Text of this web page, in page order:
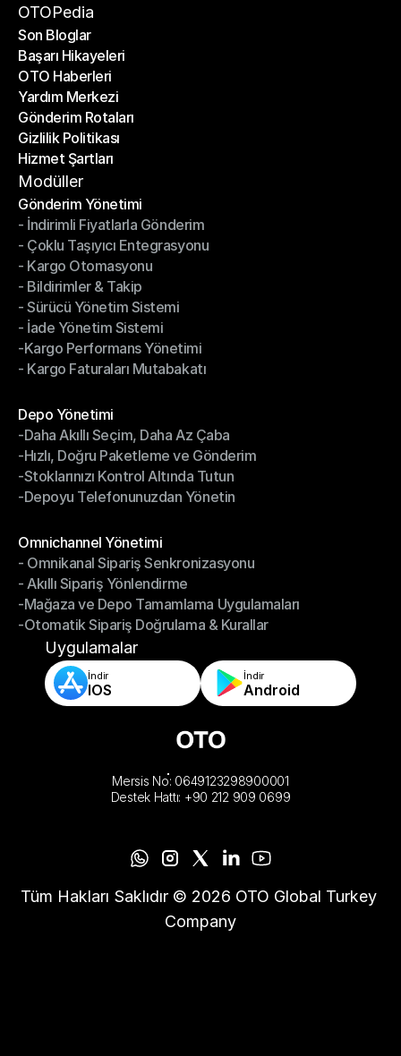
Bir Ortak Ol
OTOPedia
Son Bloglar
Son Bloglar
Başarı Hikayeleri
Başarı Hikayeleri
OTO Haberleri
OTO Haberleri
Yardım Merkezi
Yardım Merkezi
Gönderim Rotaları
Gönderim Rotaları
Gizlilik Politikası
Gizlilik Politikası
Hizmet Şartları
Hizmet Şartları
Modüller
Gönderim Yönetimi
Gönderim Yönetimi
- İndirimli Fiyatlarla Gönderim
- İndirimli Fiyatlarla Gönderim
- Çoklu Taşıyıcı Entegrasyonu
- Çoklu Taşıyıcı Entegrasyonu
- Kargo Otomasyonu
- Kargo Otomasyonu
- Bildirimler & Takip
- Bildirimler & Takip
- Sürücü Yönetim Sistemi
- Sürücü Yönetim Sistemi
- İade Yönetim Sistemi
- İade Yönetim Sistemi
-Kargo Performans Yönetimi
-Kargo Performans Yönetimi
- Kargo Faturaları Mutabakatı
Depo Yönetimi
Depo Yönetimi
-Daha Akıllı Seçim, Daha Az Çaba
-Daha Akıllı Seçim, Daha Az Çaba
-Hızlı, Doğru Paketleme ve Gönderim
-Hızlı, Doğru Paketleme ve Gönderim
-Stoklarınızı Kontrol Altında Tutun
-Stoklarınızı Kontrol Altında Tutun
-Depoyu Telefonunuzdan Yönetin
Omnichannel Yönetimi
Omnichannel Yönetimi
- Omnikanal Sipariş Senkronizasyonu
- Omnikanal Sipariş Senkronizasyonu
- Akıllı Sipariş Yönlendirme
- Akıllı Sipariş Yönlendirme
-Mağaza ve Depo Tamamlama Uygulamaları
-Mağaza ve Depo Tamamlama Uygulamaları
-Otomatik Sipariş Doğrulama & Kurallar
-Otomatik Sipariş Doğrulama & Kurallar
Uygulamalar
İndir
IOS
İndir
Android
Mersis No: 0649123298900001
Destek Hattı: +90 212 909 0699
Tüm Hakları Saklıdır © 2026 OTO Global Turkey
Company